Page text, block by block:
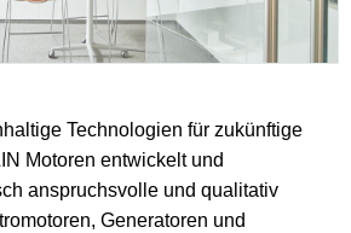
Technologien für zukünftige
Motoren entwickelt und
anspruchsvolle und qualitativ
Generatoren und